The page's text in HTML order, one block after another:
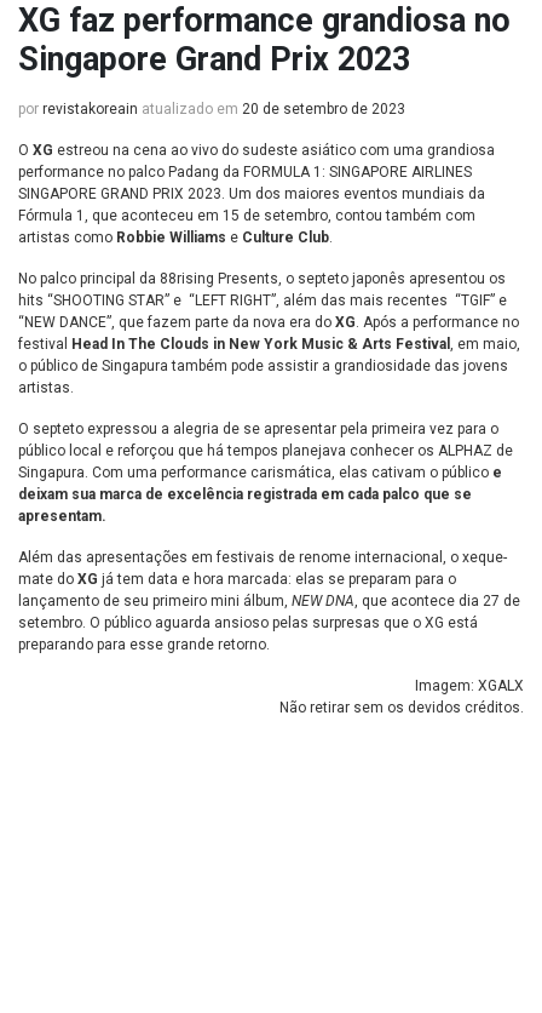
XG faz performance grandiosa no
Singapore Grand Prix 2023
por revistakoreain atualizado em 20 de setembro de 2023
O XG estreou na cena ao vivo do sudeste asiático com uma grandiosa
performance no palco Padang da FORMULA 1: SINGAPORE AIRLINES
SINGAPORE GRAND PRIX 2023. Um dos maiores eventos mundiais da
Fórmula 1, que aconteceu em 15 de setembro, contou também com
artistas como Robbie Williams e Culture Club.
No palco principal da 88rising Presents, o septeto japonês apresentou os
hits “SHOOTING STAR” e “LEFT RIGHT”, além das mais recentes “TGIF” e
“NEW DANCE”, que fazem parte da nova era do XG. Após a performance no
festival
Head In The Clouds in New York Music & Arts Festival , em maio,
o público de Singapura também pode assistir a grandiosidade das jovens
artistas.
O septeto expressou a alegria de se apresentar pela primeira vez para o
público local e reforçou que há tempos planejava conhecer os ALPHAZ de
Singapura. Com uma performance carismática, elas cativam o público e
deixam sua marca de excelência registrada em cada palco que se
apresentam.
Além das apresentações em festivais de renome internacional, o xeque-
mate do XG já tem data e hora marcada: elas se preparam para o
lançamento de seu primeiro mini álbum, NEW DNA, que acontece dia 27 de
setembro. O público aguarda ansioso pelas surpresas que o XG está
preparando para esse grande retorno.
Imagem: XGALX
Não retirar sem os devidos créditos.